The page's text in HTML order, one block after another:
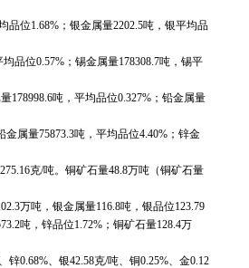
位1.68%；银金属量2202.5吨，银平均品
品位0.57%；锡金属量178308.7吨，锡平
吨，平均品位0.327%；铅金属量
属量75873.3吨，平均品位4.40%；锌金
克/吨。铜矿石量48.8万吨（铜矿石量
万吨，银金属量116.8吨，银品位123.79
吨，锌品位1.72%；铜矿石量128.4万
0.68%、银42.58克/吨、铜0.25%、金0.12